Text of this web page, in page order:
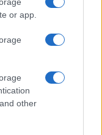
or app.
other